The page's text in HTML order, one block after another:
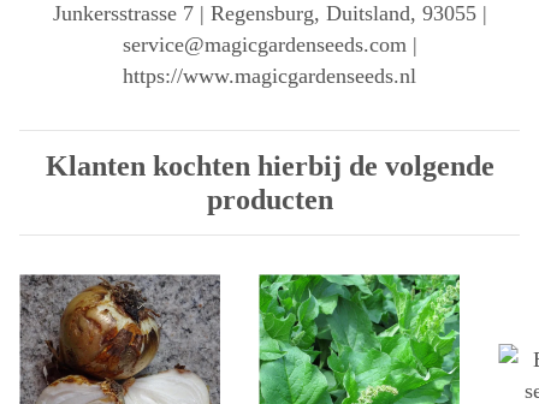
Junkersstrasse 7 | Regensburg, Duitsland, 93055 |
service@magicgardenseeds.com |
https://www.magicgardenseeds.nl
Klanten kochten hierbij de volgende
producten